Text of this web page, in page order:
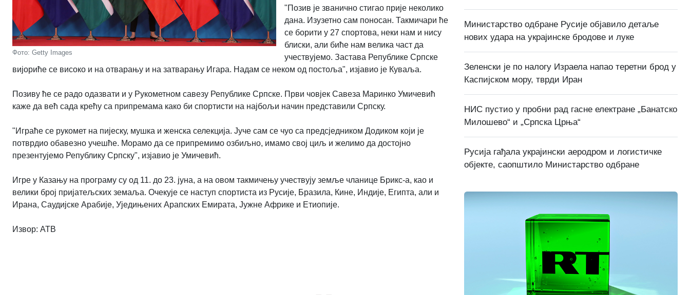
Фото: Getty Images
"Позив је званично стигао прије неколико
дана. Изузетно сам поносан. Такмичари ће
се борити у 27 спортова, неки нам и нису
блиски, али биће нам велика част да
учествујемо. Застава Републике Српске
вијориће се високо и на отварању и на затварању Игара. Надам се неком од постоља", изјавио је Куваља.
Позиву ће се радо одазвати и у Рукометном савезу Републике Српске. Први човјек Савеза Маринко Умичевић
каже да већ сада крећу са припремама како би спортисти на најбољи начин представили Српску.
"Играће се рукомет на пијеску, мушка и женска селекција. Јуче сам се чуо са предсједником Додиком који је
потврдио обавезно учешће. Морамо да се припремимо озбиљно, имамо свој циљ и желимо да достојно
презентујемо Републику Српску", изјавио је Умичевић.
Игре у Казању на програму су од 11. до 23. јуна, а на овом такмичењу учествују земље чланице Брикс-а, као и
велики број пријатељских земаља. Очекује се наступ спортиста из Русије, Бразила, Кине, Индије, Египта, али и
Ирана, Саудијске Арабије, Уједињених Арапских Емирата, Јужне Африке и Етиопије.
Извор: АТВ
Министарство одбране Русије објавило детаље
нових удара на украјинске бродове и луке
Зеленски је по налогу Израела напао теретни брод у
Каспијском мору, тврди Иран
НИС пустио у пробни рад гасне електране „Банатско
Милошево“ и „Српска Црња“
Русија гађала украјински аеродром и логистичке
објекте, саопштило Министарство одбране